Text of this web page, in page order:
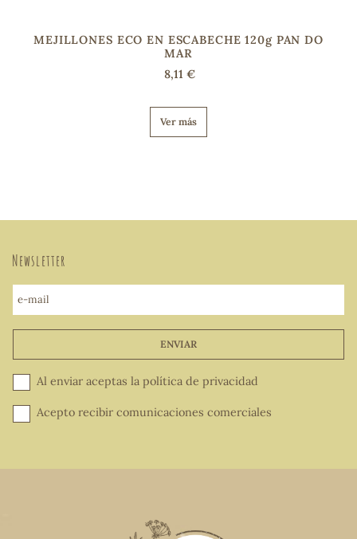
MEJILLONES ECO EN ESCABECHE 120g PAN DO
MAR
8,11 €
Ver más
Newsletter
e-mail
ENVIAR
Al enviar aceptas la política de privacidad
Acepto recibir comunicaciones comerciales